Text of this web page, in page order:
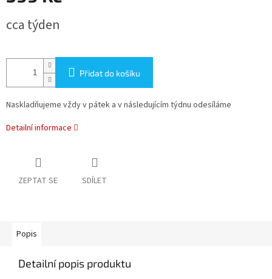
cena:
cca týden
Přidat do košíku
Naskladňujeme vždy v pátek a v následujícím týdnu odesíláme
Detailní informace
ZEPTAT SE SDÍLET
Popis
Detailní popis produktu